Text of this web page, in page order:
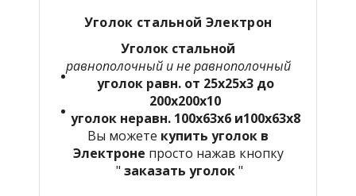
Уголок стальной Электрон
Уголок стальной
равнополочный и не равнополочный
уголок равн. от 25х25х3 до
200х200х10
уголок неравн. 100х63х6 и100х63х8
Вы можете купить уголок в
Электроне просто нажав кнопку
" заказать уголок"